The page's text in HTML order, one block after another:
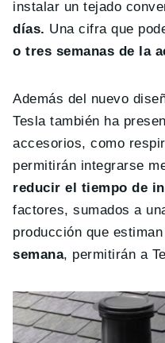
instalar un tejado
días. Una cifra que
o tres semanas de la
Además del nuevo
Tesla también ha
accesorios, como
permitirán integrarse
reducir el tiempo de
factores, sumados a
producción que
semana, permitirán a